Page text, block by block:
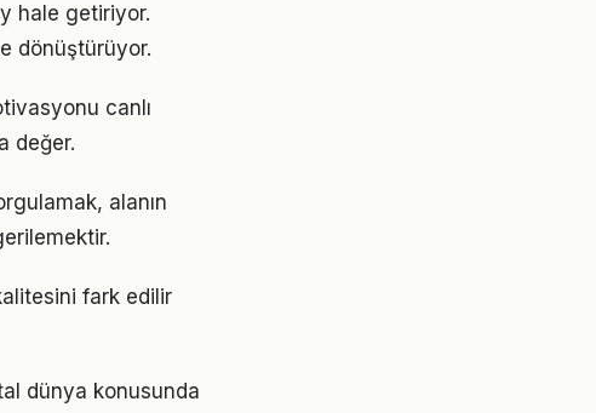
hale getiriyor.
dönüştürüyor.
canlı
değer.
alanın
fark edilir
dünya konusunda